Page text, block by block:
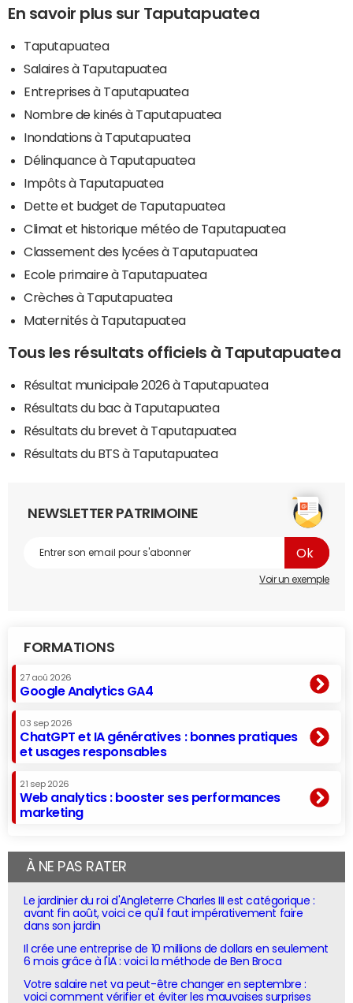
En savoir plus sur Taputapuatea
Taputapuatea
Salaires à Taputapuatea
Entreprises à Taputapuatea
Nombre de kinés à Taputapuatea
Inondations à Taputapuatea
Délinquance à Taputapuatea
Impôts à Taputapuatea
Dette et budget de Taputapuatea
Climat et historique météo de Taputapuatea
Classement des lycées à Taputapuatea
Ecole primaire à Taputapuatea
Crèches à Taputapuatea
Maternités à Taputapuatea
Tous les résultats officiels à Taputapuatea
Résultat municipale 2026 à Taputapuatea
Résultats du bac à Taputapuatea
Résultats du brevet à Taputapuatea
Résultats du BTS à Taputapuatea
NEWSLETTER PATRIMOINE
Voir un exemple
FORMATIONS
27 aoû 2026
Google Analytics GA4
03 sep 2026
ChatGPT et IA génératives : bonnes pratiques
et usages responsables
21 sep 2026
Web analytics : booster ses performances
marketing
À NE PAS RATER
Le jardinier du roi d'Angleterre Charles III est catégorique :
avant fin août, voici ce qu'il faut impérativement faire
dans son jardin
Il crée une entreprise de 10 millions de dollars en seulement
6 mois grâce à l'IA : voici la méthode de Ben Broca
Votre salaire net va peut-être changer en septembre :
voici comment vérifier et éviter les mauvaises surprises